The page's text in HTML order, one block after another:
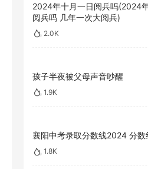
2024年十月一日阅兵吗(2024
阅兵吗 几年一次大阅兵)
2.0K
孩子半夜被父母声音吵醒
1.9K
襄阳中考录取分数线2024 分数
1.8K